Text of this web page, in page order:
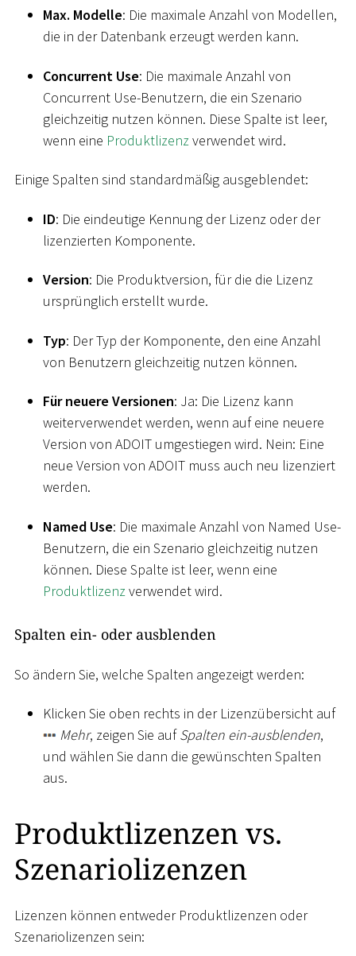
Max. Modelle: Die maximale Anzahl von Modellen,
die in der Datenbank erzeugt werden kann.
Concurrent Use: Die maximale Anzahl von
Concurrent Use-Benutzern, die ein Szenario
gleichzeitig nutzen können. Diese Spalte ist leer,
wenn eine Produktlizenzverwendet wird.
Einige Spalten sind standardmäßig ausgeblendet:
ID: Die eindeutige Kennung der Lizenz oder der
lizenzierten Komponente.
Version: Die Produktversion, für die die Lizenz
ursprünglich erstellt wurde.
Typ: Der Typ der Komponente, den eine Anzahl
von Benutzern gleichzeitig nutzen können.
Für neuere Versionen: Ja: Die Lizenz kann
weiterverwendet werden, wenn auf eine neuere
Version von ADOIT umgestiegen wird. Nein: Eine
neue Version von ADOIT muss auch neu lizenziert
werden.
Named Use: Die maximale Anzahl von Named Use-
Benutzern, die ein Szenario gleichzeitig nutzen
können. Diese Spalte ist leer, wenn eine
Produktlizenzverwendet wird.
Spalten ein- oder ausblenden
So ändern Sie, welche Spalten angezeigt werden:
Klicken Sie oben rechts in der Lizenzübersicht auf
Mehr, zeigen Sie aufSpalten ein-ausblenden,
und wählen Sie dann die gewünschten Spalten
aus.
Produktlizenzen vs.
Szenariolizenzen
Lizenzen können entweder Produktlizenzen oder
Szenariolizenzen sein: